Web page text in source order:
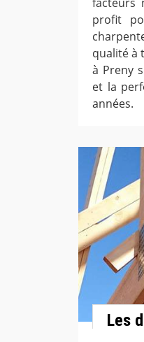
profit
qualité à
à Preny
et la
années.
Les